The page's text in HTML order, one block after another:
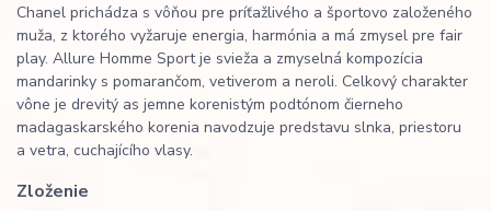
Chanel prichádza s vôňou pre príťažlivého a športovo založeného
muža, z ktorého vyžaruje energia, harmónia a má zmysel pre fair
play. Allure Homme Sport je svieža a zmyselná kompozícia
mandarinky s pomarančom, vetiverom a neroli. Celkový charakter
vône je drevitý as jemne korenistým podtónom čierneho
madagaskarského korenia navodzuje predstavu slnka, priestoru
a vetra, cuchajícího vlasy.
Zloženie